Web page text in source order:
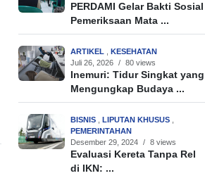
PERDAMI Gelar Bakti Sosial
Pemeriksaan Mata ...
ARTIKEL , KESEHATAN
Juli 26, 2026
/ 80 views
Inemuri: Tidur Singkat yang
Mengungkap Budaya ...
BISNIS , LIPUTAN KHUSUS ,
PEMERINTAHAN
Desember 29, 2024
/ 8 views
Evaluasi Kereta Tanpa Rel
di IKN: ...